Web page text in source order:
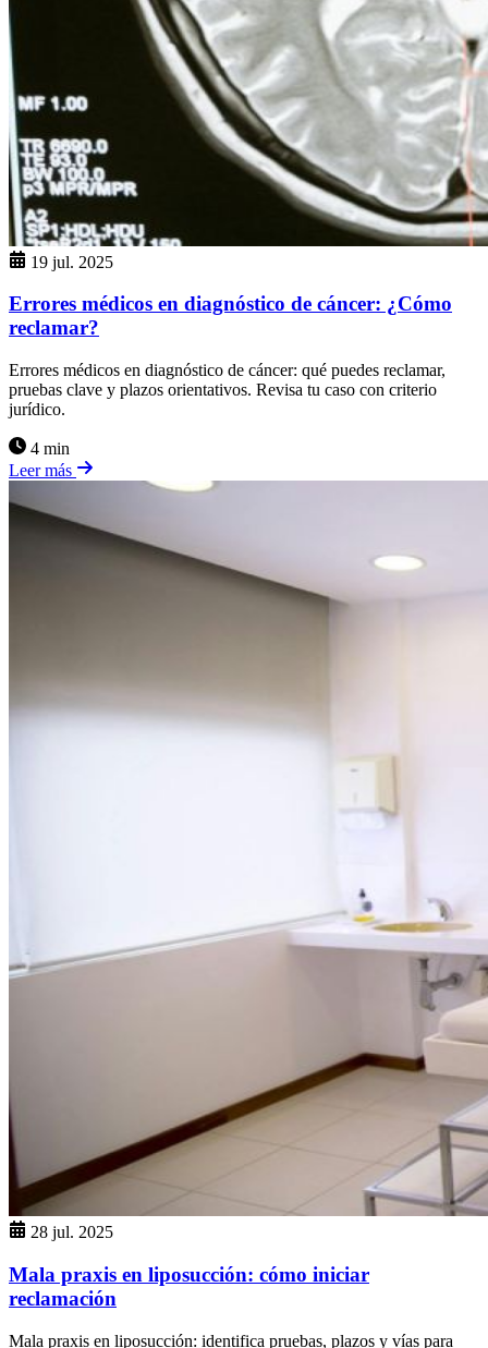
19 jul. 2025
Errores médicos en diagnóstico de cáncer: ¿Cómo
reclamar?
Errores médicos en diagnóstico de cáncer: qué puedes reclamar,
pruebas clave y plazos orientativos. Revisa tu caso con criterio
jurídico.
4 min
Leer más
28 jul. 2025
Mala praxis en liposucción: cómo iniciar
reclamación
Mala praxis en liposucción: identifica pruebas, plazos y vías para